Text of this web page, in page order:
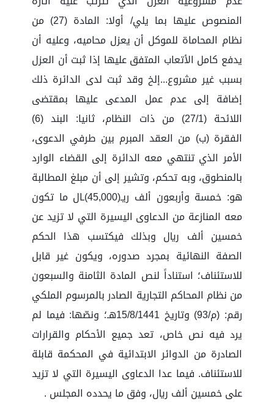
المنصوص عليها بما يلي/ أولا: المادة (27) من
نظام المحاماة للموكل أن يعزل محاميه، وعليه أن
يدفع كامل الأتعاب المتفق عليها إذا ثبت أن العزل
بسبب غير مشروع...إلخ وقد ثبت لدى الدائرة ذلك
إضافة إلى عدم عمل المدعى عليها بمقتضى
اللائحة (27/1) من ذات النظام، ثانيا: البند (6)
الفقرة (ب) من العقد المبرم بين طرفي الدعوى،
الأمر الذي تنتهي معه الدائرة إلى القضاء الوارد
بالمنطوق، وبه تحكم، وتشير إلى أن مبلغ المطالبة
هو: خمسة وأربعون ألف ريـ(45,000)ـال ما تكون
معه المنازعة من الدعاوى اليسيرة التي لا تزيد عن
خمسين ألف ريال وبذلك فيكتسب هذا الحكم
الصفة النهائية بمجرد صدوره، ويكون غير قابل
للاستئناف؛ استناداً لنص المادة الثامنة والسبعون
من نظام المحاكم التجارية الصادر بالمرسوم الملكي
رقم: (م/93) وتاريخ 15/8/1441هـ؛ ونصّها: فيما لم
يرد فيه نص خاص، تعد جميع الأحكام والقرارات
الصادرة من الدوائر الابتدائية في المحكمة قابلة
للاستئناف. فيما عدا الدعاوى اليسيرة التي لا تزيد
على خمسين ألف ريال، وفق ما يحدده المجلس .